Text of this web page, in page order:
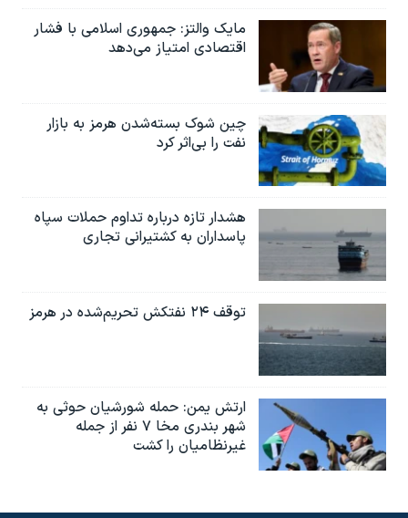
مایک والتز: جمهوری اسلامی با فشار
اقتصادی امتیاز می‌دهد
چین شوک بسته‌شدن هرمز به بازار
نفت را بی‌اثر کرد
هشدار تازه درباره تداوم حملات سپاه
پاسداران به کشتیرانی تجاری
توقف ۲۴ نفتکش تحریم‌شده در هرمز
ارتش یمن: حمله شورشیان حوثی به
شهر بندری مخا ۷ نفر از جمله
غیرنظامیان را کشت